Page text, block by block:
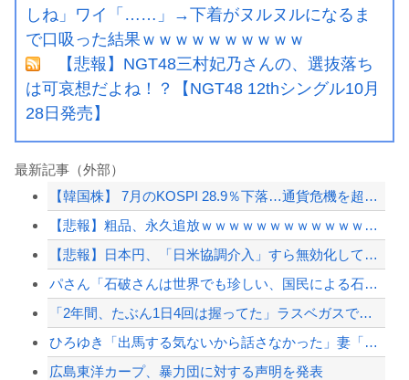
しね」ワイ「……」→下着がヌルヌルになるま
で口吸った結果ｗｗｗｗｗｗｗｗｗｗ
【悲報】NGT48三村妃乃さんの、選抜落ち
は可哀想だよね！？【NGT48 12thシングル10月
28日発売】
最新記事（外部）
【韓国株】 7月のKOSPI 28.9％下落…通貨危機を超える過去最大の下げ幅
【悲報】粗品、永久追放ｗｗｗｗｗｗｗｗｗｗｗｗｗｗｗ（証拠あり）
【悲報】日本円、「日米協調介入」すら無効化してしまうｗｗｗｗｗ
パさん「石破さんは世界でも珍しい、国民による石破辞めるなデモが自然発生した総理大...
「2年間、たぶん1日4回は握ってた」ラスベガスで買った3,000円のキーホルダー...
ひろゆき「出馬する気ないから話さなかった」妻「それでも不誠実だろ」→離婚協議へｗ...
広島東洋カープ、暴力団に対する声明を発表